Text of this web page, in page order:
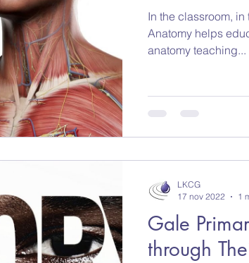
In the classroom,
Anatomy helps
anatomy teaching...
Gale
through
LKCG
17 nov 2022
1